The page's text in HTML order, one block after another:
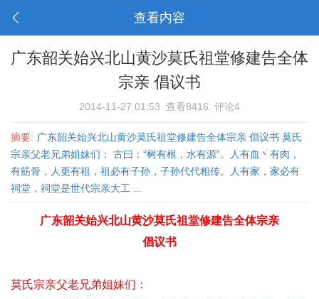
查看内容
广东韶关始兴北山黄沙莫氏祖堂修建告全体
宗亲 倡议书
2014-11-27 01:53 查看8416 评论4
摘要: 广东韶关始兴北山黄沙莫氏祖堂修建告全体宗亲 倡议书 莫氏
宗亲父老兄弟姐妹们： 古曰：“树有根，水有源”。人有血丶有肉，
有筋骨，人更有祖，祖必有子孙，子孙代代相传。人有家，家必有
祠堂，祠堂是世代宗亲大工 ...
广东韶关始兴北山黄沙莫氏祖堂修建告全体宗亲
倡议书
莫氏宗亲父老兄弟姐妹们：